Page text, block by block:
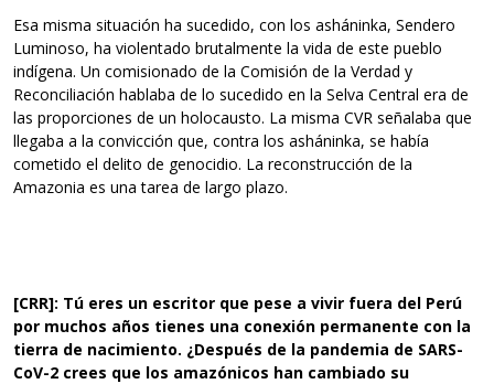
Esa misma situación ha sucedido, con los asháninka, Sendero
Luminoso, ha violentado brutalmente la vida de este pueblo
indígena. Un comisionado de la Comisión de la Verdad y
Reconciliación hablaba de lo sucedido en la Selva Central era de
las proporciones de un holocausto. La misma CVR señalaba que
llegaba a la convicción que, contra los asháninka, se había
cometido el delito de genocidio. La reconstrucción de la
Amazonia es una tarea de largo plazo.
[CRR]: Tú eres un escritor que pese a vivir fuera del Perú
por muchos años tienes una conexión permanente con la
tierra de nacimiento. ¿Después de la pandemia de SARS-
CoV-2 crees que los amazónicos han cambiado su